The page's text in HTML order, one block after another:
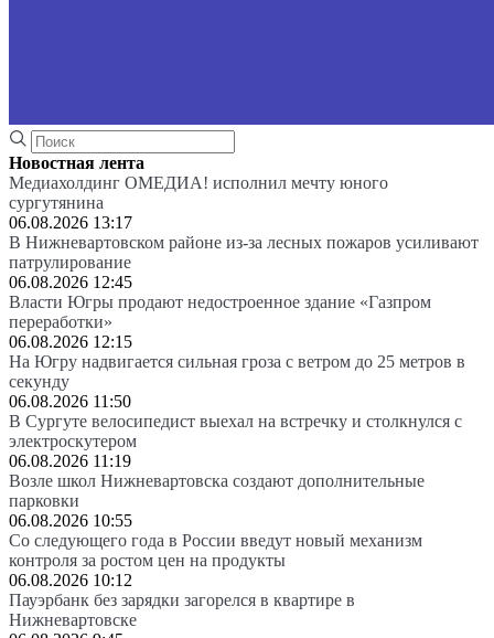
Новостная лента
Медиахолдинг ОМЕДИА! исполнил мечту юного
сургутянина
06.08.2026 13:17
В Нижневартовском районе из-за лесных пожаров усиливают
патрулирование
06.08.2026 12:45
Власти Югры продают недостроенное здание «Газпром
переработки»
06.08.2026 12:15
На Югру надвигается сильная гроза с ветром до 25 метров в
секунду
06.08.2026 11:50
В Сургуте велосипедист выехал на встречку и столкнулся с
электроскутером
06.08.2026 11:19
Возле школ Нижневартовска создают дополнительные
парковки
06.08.2026 10:55
Со следующего года в России введут новый механизм
контроля за ростом цен на продукты
06.08.2026 10:12
Пауэрбанк без зарядки загорелся в квартире в
Нижневартовске